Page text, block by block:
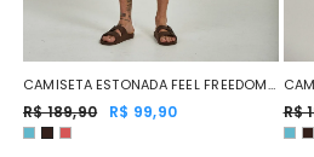
CAMISETA ESTONADA FEEL FREEDOM
MARROM
R$ 189,90 R$ 99,90 R$